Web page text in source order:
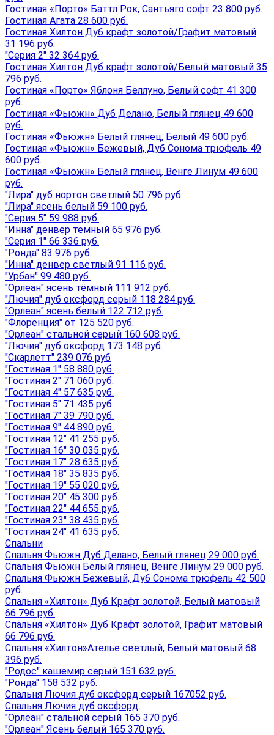
Гостиная «Порто» Баттл Рок, Сантьяго софт 23 800 руб.
Гостиная Агата 28 600 руб.
Гостиная Хилтон Дуб крафт золотой/Графит матовый
31 196 руб.
"Серия 2" 32 364 руб.
Гостиная Хилтон Дуб крафт золотой/Белый матовый 35
796 руб.
Гостиная «Порто» Яблоня Беллуно, Белый софт 41 300
руб.
Гостиная «Фьюжн» Дуб Делано, Белый глянец 49 600
руб.
Гостиная «Фьюжн» Белый глянец, Белый 49 600 руб.
Гостиная «Фьюжн» Бежевый, Дуб Сонома трюфель 49
600 руб.
Гостиная «Фьюжн» Белый глянец, Венге Линум 49 600
руб.
"Лира" дуб нортон светлый 50 796 руб.
"Лира" ясень белый 59 100 руб.
"Серия 5" 59 988 руб.
"Инна" денвер темный 65 976 руб.
"Серия 1" 66 336 руб.
"Ронда" 83 976 руб.
"Инна" денвер светлый 91 116 руб.
"Урбан" 99 480 руб.
"Орлеан" ясень тёмный 111 912 руб.
"Лючия" дуб оксфорд серый 118 284 руб.
"Орлеан" ясень белый 122 712 руб.
"Флоренция" от 125 520 руб.
"Орлеан" стальной серый 160 608 руб.
"Лючия" дуб оксфорд 173 148 руб.
"Скарлетт" 239 076 руб
"Гостиная 1" 58 880 руб.
"Гостиная 2" 71 060 руб.
"Гостиная 4" 57 635 руб.
"Гостиная 5" 71 435 руб.
"Гостиная 7" 39 790 руб.
"Гостиная 9" 44 890 руб.
"Гостиная 12" 41 255 руб.
"Гостиная 16" 30 035 руб.
"Гостиная 17" 28 635 руб.
"Гостиная 18" 35 835 руб.
"Гостиная 19" 55 020 руб.
"Гостиная 20" 45 300 руб.
"Гостиная 22" 44 655 руб.
"Гостиная 23" 38 435 руб.
"Гостиная 24" 41 635 руб.
Спальни
Спальня Фьюжн Дуб Делано, Белый глянец 29 000 руб.
Спальня Фьюжн Белый глянец, Венге Линум 29 000 руб.
Спальня Фьюжн Бежевый, Дуб Сонома трюфель 42 500
руб.
Спальня «Хилтон» Дуб Крафт золотой, Белый матовый
66 796 руб.
Спальня «Хилтон» Дуб Крафт золотой, Графит матовый
66 796 руб.
Спальня «Хилтон»Ателье светлый, Белый матовый 68
396 руб.
"Родос" кашемир серый 151 632 руб.
"Ронда" 158 532 руб.
Спальня Лючия дуб оксфорд серый 167052 руб.
Спальня Лючия дуб оксфорд
"Орлеан" стальной серый 165 370 руб.
"Орлеан" Ясень белый 165 370 руб.